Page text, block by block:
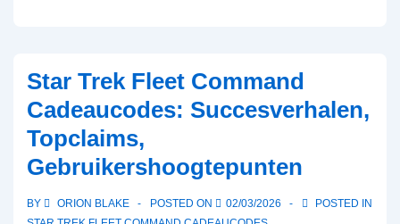
Cadeaucodes:
Veelgestelde
vragen,
Veelvoorkomende
Gedetailleerde
Star Trek Fleet Command
Cadeaucodes: Succesverhalen,
Topclaims,
Gebruikershoogtepunten
BY ORION BLAKE POSTED ON 02/03/2026
POSTED IN